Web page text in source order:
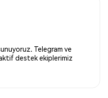
Telegram ve
destek ekiplerimiz